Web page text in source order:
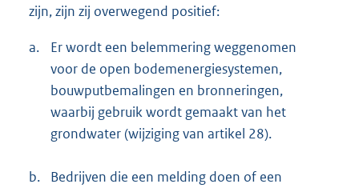
zijn, zijn zij overwegend positief:
a.
Er wordt een belemmering weggenomen
voor de open bodemenergiesystemen,
bouwputbemalingen en bronneringen,
waarbij gebruik wordt gemaakt van het
grondwater (wijziging van artikel 28).
b.
Bedrijven die een melding doen of een